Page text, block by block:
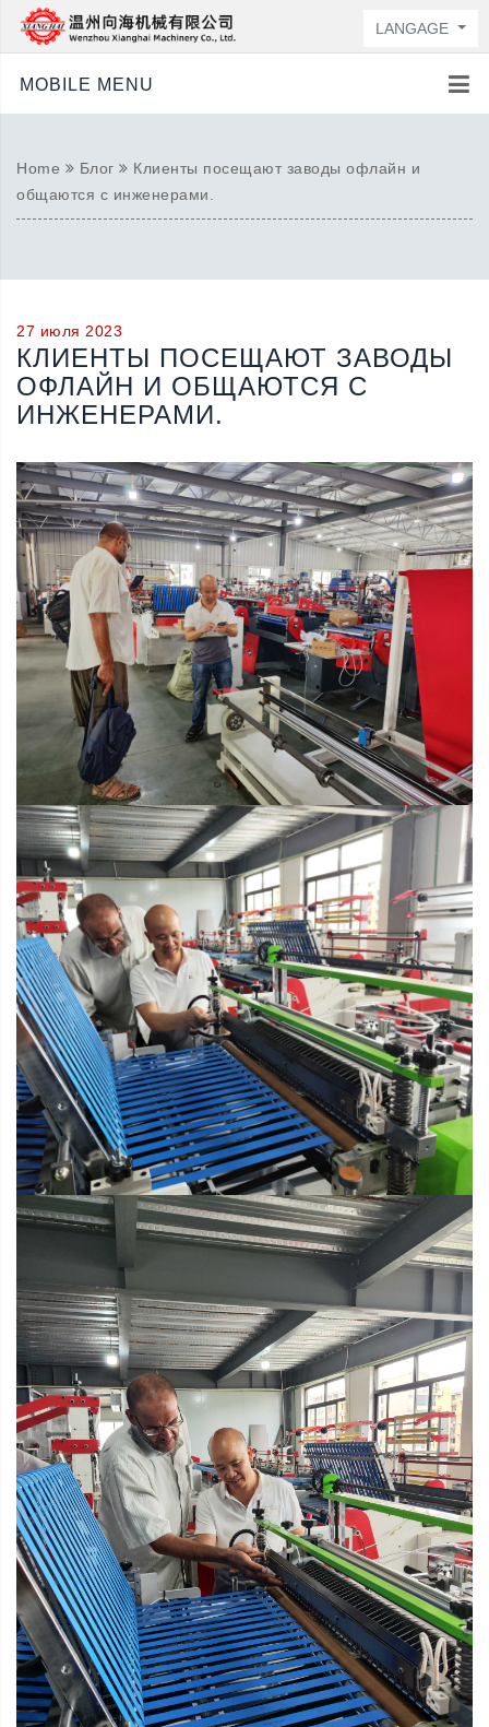
LANGAGE
MOBILE MENU
Home Блог
Клиенты посещают заводы офлайн и
общаются с инженерами.
27 июля 2023
КЛИЕНТЫ ПОСЕЩАЮТ ЗАВОДЫ
ОФЛАЙН И ОБЩАЮТСЯ С
ИНЖЕНЕРАМИ.